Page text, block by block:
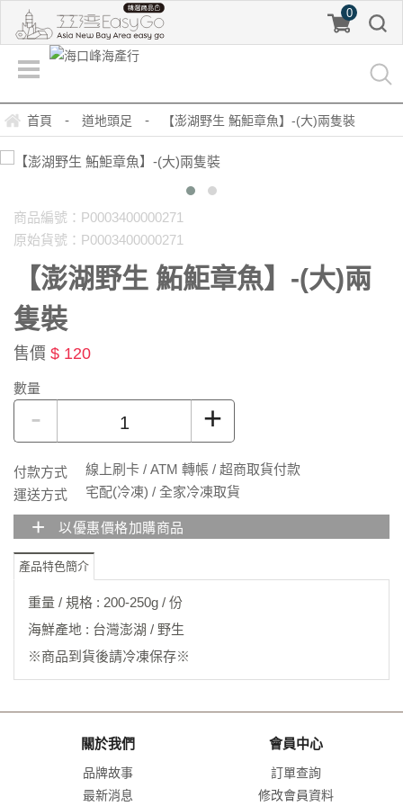
0
首頁 - 道地頭足 - 【澎湖野生 鮖鮔章魚】-(大)兩隻裝
商品編號：P0003400000271
原始貨號：P0003400000271
【澎湖野生 鮖鮔章魚】-(大)兩
隻裝
售價 $ 120
數量
- +
付款方式
線上刷卡 / ATM 轉帳 / 超商取貨付款
運送方式
宅配(冷凍) / 全家冷凍取貨
+ 以優惠價格加購商品
產品特色簡介
重量 / 規格 : 200-250g / 份
海鮮產地 : 台灣澎湖 / 野生
※商品到貨後請冷凍保存※
關於我們
品牌故事
最新消息
會員中心
訂單查詢
修改會員資料